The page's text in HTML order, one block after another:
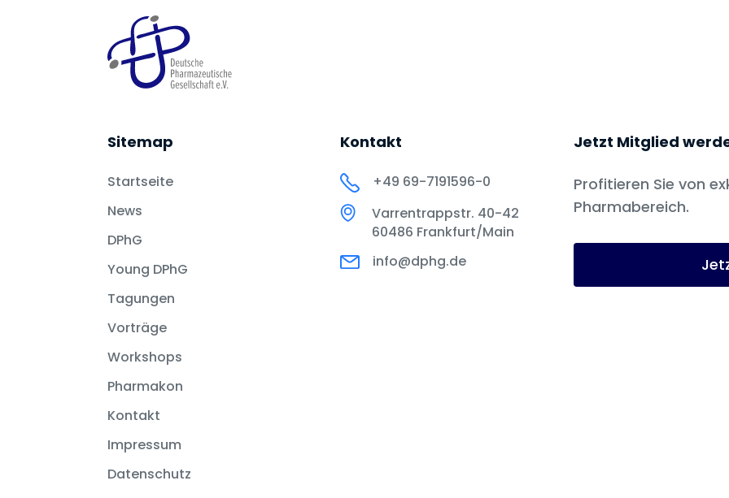
Sitemap
Startseite
News
DPhG
Young DPhG
Tagungen
Vorträge
Workshops
Pharmakon
Kontakt
Impressum
Datenschutz
Kontakt
+49 69-7191596-0
Varrentrappstr. 40-42
60486 Frankfurt/Main
info@dphg.de
Jetzt Mitglied
Profitieren Sie von
Pharmabereich.